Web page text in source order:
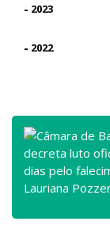
- 2023
- 2022